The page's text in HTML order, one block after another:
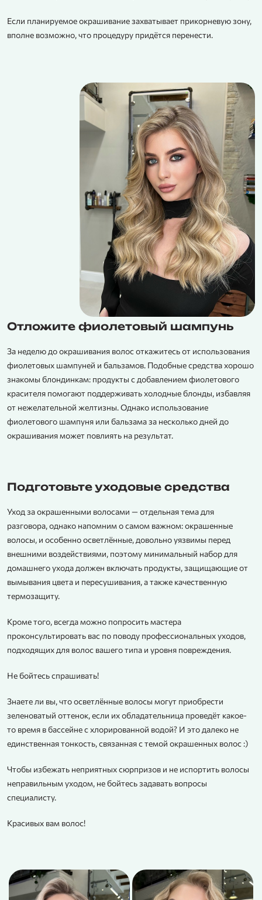
Если планируемое окрашивание захватывает прикорневую зону,
вполне возможно, что процедуру придётся перенести.
Отложите фиолетовый шампунь
За неделю до окрашивания волос откажитесь от использования
фиолетовых шампуней и бальзамов. Подобные средства хорошо
знакомы блондинкам: продукты с добавлением фиолетового
красителя помогают поддерживать холодные блонды, избавляя
от нежелательной желтизны. Однако использование
фиолетового шампуня или бальзама за несколько дней до
окрашивания может повлиять на результат.
Подготовьте уходовые средства
Уход за окрашенными волосами — отдельная тема для
разговора, однако напомним о самом важном: окрашенные
волосы, и особенно осветлённые, довольно уязвимы перед
внешними воздействиями, поэтому минимальный набор для
домашнего ухода должен включать продукты, защищающие от
вымывания цвета и пересушивания, а также качественную
термозащиту.
Кроме того, всегда можно попросить мастера
проконсультировать вас по поводу профессиональных уходов,
подходящих для волос вашего типа и уровня повреждения.
Не бойтесь спрашивать!
Знаете ли вы, что осветлённые волосы могут приобрести
зеленоватый оттенок, если их обладательница проведёт какое-
то время в бассейне с хлорированной водой? И это далеко не
единственная тонкость, связанная с темой окрашенных волос :)
Чтобы избежать неприятных сюрпризов и не испортить волосы
неправильным уходом, не бойтесь задавать вопросы
специалисту.
Красивых вам волос!